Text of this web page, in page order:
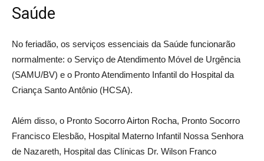
Saúde
No feriadão, os serviços essenciais da Saúde funcionarão
normalmente: o Serviço de Atendimento Móvel de Urgência
(SAMU/BV) e o Pronto Atendimento Infantil do Hospital da
Criança Santo Antônio (HCSA).
Além disso, o Pronto Socorro Airton Rocha, Pronto Socorro
Francisco Elesbão, Hospital Materno Infantil Nossa Senhora
de Nazareth, Hospital das Clínicas Dr. Wilson Franco